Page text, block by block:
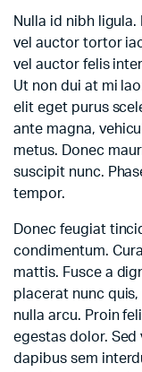
Nulla id nibh
vel auctor tortor
vel auctor felis
Ut non dui at mi
elit eget purus
ante magna,
metus. Donec
suscipit nunc.
tempor.
Donec feugiat
condimentum.
mattis. Fusce a
placerat nunc
nulla arcu. Proin
egestas dolor. Sed
dapibus sem